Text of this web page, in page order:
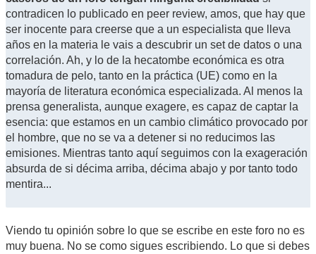
contradicen lo publicado en peer review, amos, que hay que
ser inocente para creerse que a un especialista que lleva
años en la materia le vais a descubrir un set de datos o una
correlación. Ah, y lo de la hecatombe económica es otra
tomadura de pelo, tanto en la práctica (UE) como en la
mayoría de literatura económica especializada. Al menos la
prensa generalista, aunque exagere, es capaz de captar la
esencia: que estamos en un cambio climático provocado por
el hombre, que no se va a detener si no reducimos las
emisiones. Mientras tanto aquí seguimos con la exageración
absurda de si décima arriba, décima abajo y por tanto todo
mentira...
Viendo tu opinión sobre lo que se escribe en este foro no es
muy buena. No se como sigues escribiendo. Lo que si debes